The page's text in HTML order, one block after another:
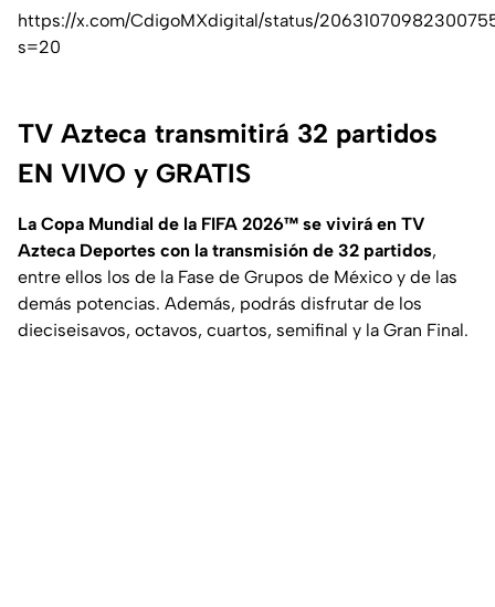
https://x.com/CdigoMXdigital/status/
s=20
TV Azteca transmitirá 32 partidos
EN VIVO y GRATIS
La Copa Mundial de la FIFA 2026™ se vivirá en TV
Azteca Deportes con la transmisión de 32 partidos,
entre ellos los de la Fase de Grupos de México y de las
demás potencias. Además, podrás disfrutar de los
dieciseisavos, octavos, cuartos, semifinal y la Gran Final.